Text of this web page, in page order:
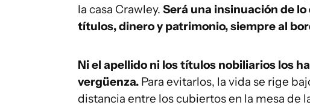
la casa Crawley. Será una insinuación de
títulos, dinero y patrimonio, siempre al
Ni el apellido ni los títulos nobiliarios los
vergüenza. Para evitarlos, la vida se rige
distancia entre los cubiertos en la mesa de